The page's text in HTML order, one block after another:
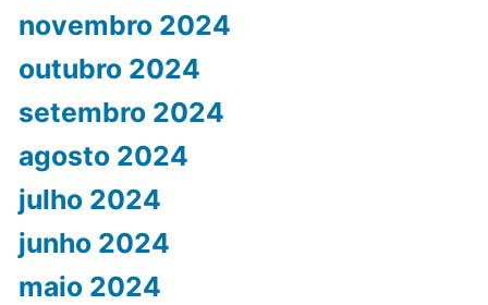
novembro 2024
outubro 2024
setembro 2024
agosto 2024
julho 2024
junho 2024
maio 2024